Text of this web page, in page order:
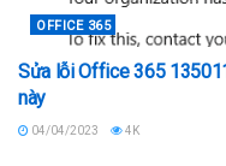
OFFICE 365
Sửa lỗi Office 365
này
04/04/2023 4K